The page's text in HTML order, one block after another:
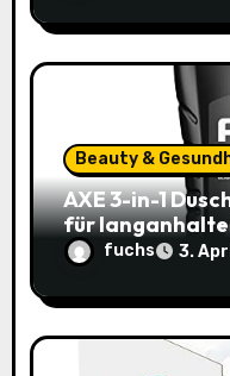
Beauty &
AXE 3-in-1
für
Sparangebot
fuchs 3.